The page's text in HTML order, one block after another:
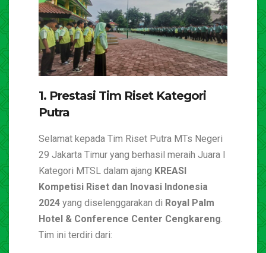
1. Prestasi Tim Riset Kategori
Putra
Selamat kepada Tim Riset Putra MTs Negeri
29 Jakarta Timur yang berhasil meraih Juara I
Kategori MTSL dalam ajang KREASI
Kompetisi Riset dan Inovasi Indonesia
2024 yang diselenggarakan di Royal Palm
Hotel & Conference Center Cengkareng.
Tim ini terdiri dari: